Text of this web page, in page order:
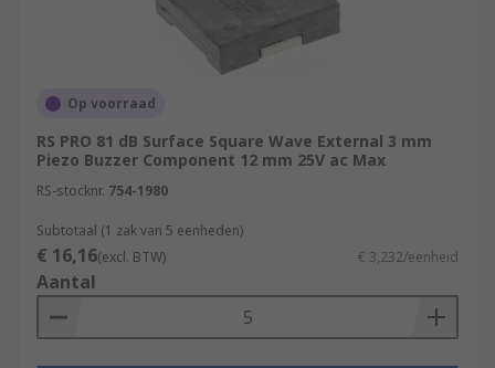
Op voorraad
RS PRO 81 dB Surface Square Wave External 3 mm
Piezo Buzzer Component 12 mm 25V ac Max
RS-stocknr. 754-1980
Subtotaal (1 zak van 5 eenheden)
€ 16,16(excl. BTW) € 3,232/eenheid
Aantal